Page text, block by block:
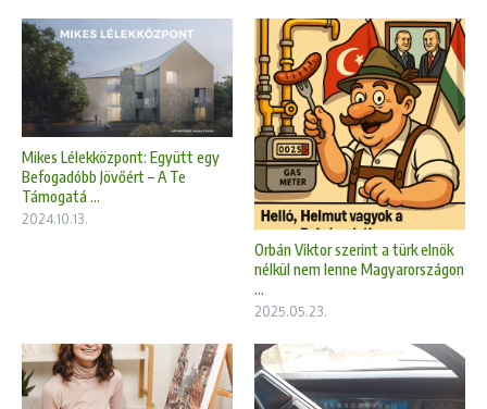
Mikes Lélekközpont: Együtt egy
Befogadóbb Jövőért – A Te
Támogatá ...
2024.10.13.
Orbán Viktor szerint a türk elnök
nélkül nem lenne Magyarországon
...
2025.05.23.